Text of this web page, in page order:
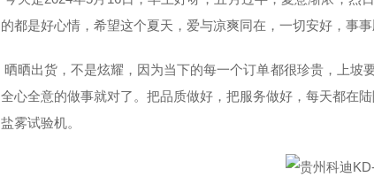
的都是好心情，希望这个夏天，爱与凉爽同在，一切安好，事事
晒晒出货，不是炫耀，因为当下的每一个订单都很珍贵，上坡
全心全意的做事就对了。把品质做好，把服务做好，每天都在
盐雾试验机。